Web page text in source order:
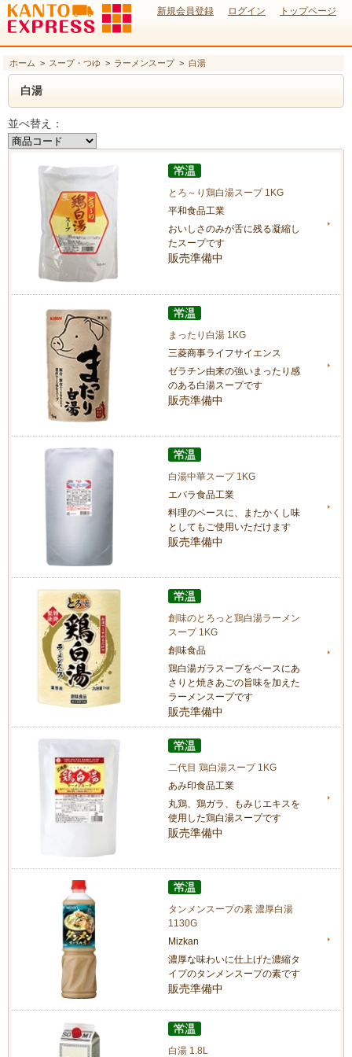
新規会員登録 ログイン トップページ
ホーム > スープ・つゆ > ラーメンスープ > 白湯
白湯
並べ替え：
とろ～り鶏白湯スープ 1KG
平和食品工業
おいしさのみが舌に残る凝縮し
たスープです
販売準備中
まったり白湯 1KG
三菱商事ライフサイエンス
ゼラチン由来の強いまったり感
のある白湯スープです
販売準備中
白湯中華スープ 1KG
エバラ食品工業
料理のベースに、またかくし味
としてもご使用いただけます
販売準備中
創味のとろっと鶏白湯ラーメン
スープ 1KG
創味食品
鶏白湯ガラスープをベースにあ
さりと焼きあごの旨味を加えた
ラーメンスープです
販売準備中
二代目 鶏白湯スープ 1KG
あみ印食品工業
丸鶏、鶏ガラ、もみじエキスを
使用した鶏白湯スープです
販売準備中
タンメンスープの素 濃厚白湯
1130G
Mizkan
濃厚な味わいに仕上げた濃縮タ
イプのタンメンスープの素です
販売準備中
白湯 1.8L